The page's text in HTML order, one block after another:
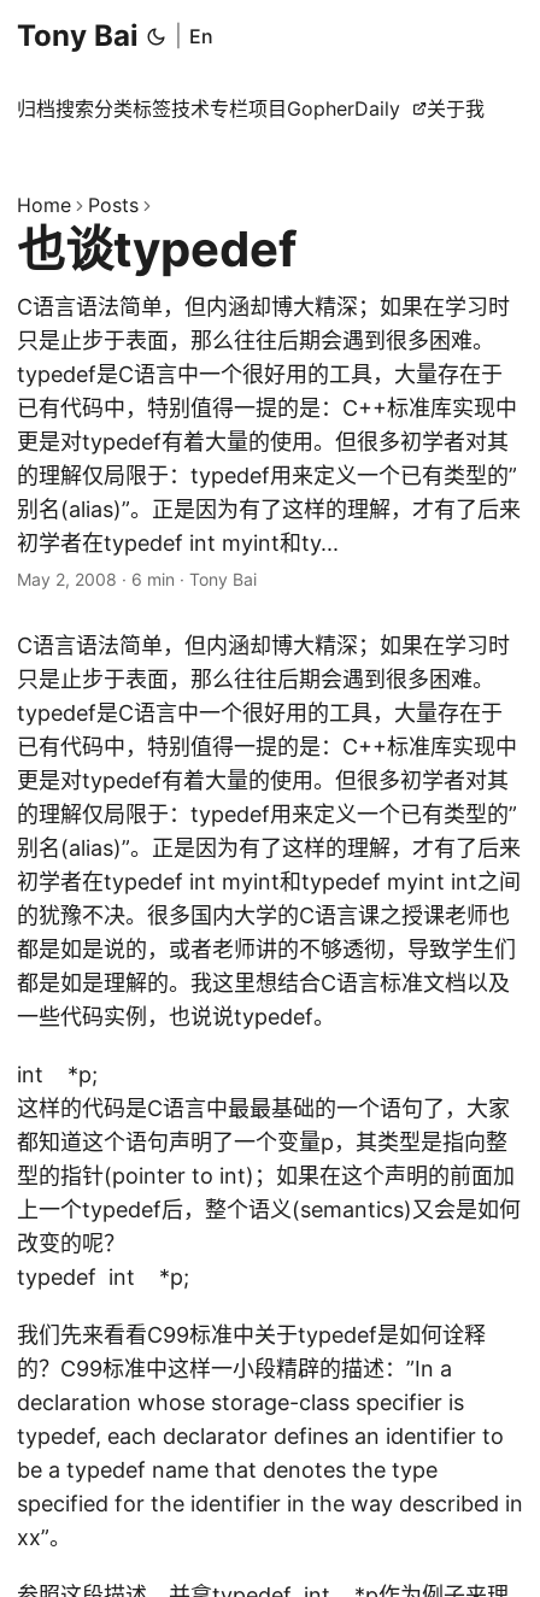
Tony Bai En
归档搜索分类标签技术专栏项目 GopherDaily 关于我
Home Posts
也谈typedef
C语言语法简单，但内涵却博大精深；如果在学习时
只是止步于表面，那么往往后期会遇到很多困难。
typedef是C语言中一个很好用的工具，大量存在于
已有代码中，特别值得一提的是：C++标准库实现中
更是对typedef有着大量的使用。但很多初学者对其
的理解仅局限于：typedef用来定义一个已有类型的”
别名(alias)”。正是因为有了这样的理解，才有了后来
初学者在typedef int myint和ty...
May 2, 2008 · 6 min · Tony Bai
C语言语法简单，但内涵却博大精深；如果在学习时
只是止步于表面，那么往往后期会遇到很多困难。
typedef是C语言中一个很好用的工具，大量存在于
已有代码中，特别值得一提的是：C++标准库实现中
更是对typedef有着大量的使用。但很多初学者对其
的理解仅局限于：typedef用来定义一个已有类型的”
别名(alias)”。正是因为有了这样的理解，才有了后来
初学者在typedef int myint和typedef myint int之间
的犹豫不决。很多国内大学的C语言课之授课老师也
都是如是说的，或者老师讲的不够透彻，导致学生们
都是如是理解的。我这里想结合C语言标准文档以及
一些代码实例，也说说typedef。
int *p;
这样的代码是C语言中最最基础的一个语句了，大家
都知道这个语句声明了一个变量p，其类型是指向整
型的指针(pointer to int)；如果在这个声明的前面加
上一个typedef后，整个语义(semantics)又会是如何
改变的呢？
typedef int *p;
我们先来看看C99标准中关于typedef是如何诠释
的？C99标准中这样一小段精辟的描述：”In a
declaration whose storage-class specifier is
typedef, each declarator defines an identifier to
be a typedef name that denotes the type
specified for the identifier in the way described in
xx”。